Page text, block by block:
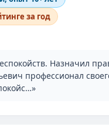
за год
Назначил
профессионал